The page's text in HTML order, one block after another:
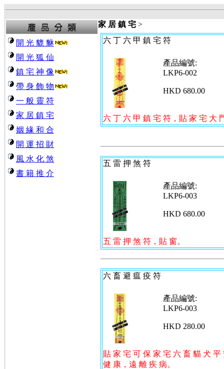
開 光 貔 貅
開 光 狐 仙
鎮 宅 神 像
帶 身 飾 物
一 般 靈 符
家 居 鎮 宅
姻 緣 和 合
開 運 招 財
風 水 化 煞
書 籍 推 介
家 居 鎮 宅 >
六 丁 六 甲 鎮 宅 符
產品編號:
LKP6-002
HKD 680.00
六 丁 六 甲 鎮 宅 符 ，貼 家 宅 大
五 雷 押 煞 符
產品編號:
LKP6-003
HKD 680.00
五 雷 押 煞 符 ，貼 窗。
六 畜 避 瘟 疫 符
產品編號:
LKP6-003
HKD 280.00
貼 家 宅 可 保 家 宅 六 畜 貓 犬 平
健 康，遠 離 疾 病。